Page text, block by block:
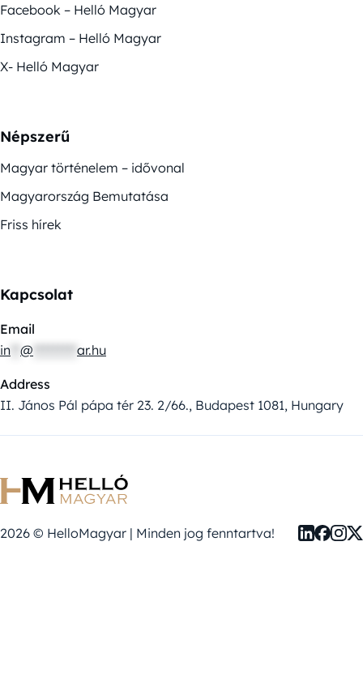
Facebook – Helló Magyar
Instagram – Helló Magyar
X- Helló Magyar
Népszerű
Magyar történelem – idővonal
Magyarország Bemutatása
Friss hírek
Kapcsolat
Email
in @ ar.hu
Address
II. János Pál pápa tér 23. 2/66., Budapest 1081, Hungary
2026 © HelloMagyar | Minden jog fenntartva!